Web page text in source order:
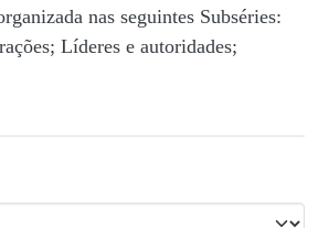
nas seguintes Subséries:
Líderes e autoridades;